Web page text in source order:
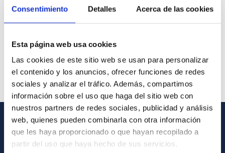
Consentimiento Detalles Acerca de las cookies
Esta página web usa cookies
Las cookies de este sitio web se usan para personalizar
el contenido y los anuncios, ofrecer funciones de redes
sociales y analizar el tráfico. Además, compartimos
información sobre el uso que haga del sitio web con
nuestros partners de redes sociales, publicidad y análisis
web, quienes pueden combinarla con otra información
que les haya proporcionado o que hayan recopilado a
partir del uso que haya hecho de sus servicios.
GENERAL INFORMATION